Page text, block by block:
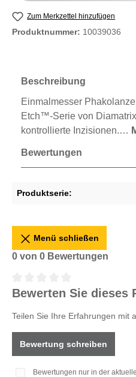
Zum Merkzettel hinzufügen
Produktnummer: 10039036
Beschreibung
Einmalmesser
Etch™-Serie von
kontrollierte Inzisionen.…
Bewertungen
Produktserie:
Menü schließen
0 von 0 Bewertungen
Durchschnittliche Bewertung von
Bewerten Sie dieses
Teilen Sie Ihre Erfahrungen mit
Bewertung schreiben
Bewertungen nur in der